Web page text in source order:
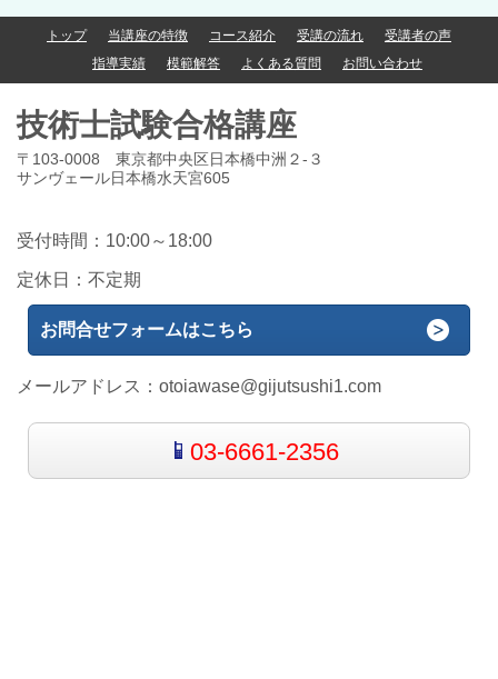
トップ 当講座の特徴 コース紹介 受講の流れ
受講者の声
指導実績
模範解答 よくある質問 お問い合わせ
技術士試験合格講座
〒103-0008 東京都中央区日本橋中洲２-３
サンヴェール日本橋水天宮605
受付時間：10:00～18:00
定休日：不定期
お問合せフォームはこちら
メールアドレス： otoiawase@gijutsushi1.com
03-6661-2356